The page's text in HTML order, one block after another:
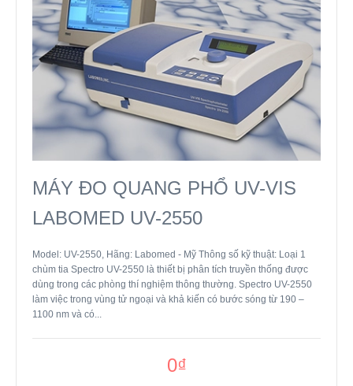
MÁY ĐO QUANG PHỔ UV-VIS
LABOMED UV-2550
Model: UV-2550, Hãng: Labomed - Mỹ Thông số kỹ thuật: Loại 1
chùm tia Spectro UV-2550 là thiết bị phân tích truyền thống được
dùng trong các phòng thí nghiệm thông thường. Spectro UV-2550
làm việc trong vùng tử ngoại và khả kiến có bước sóng từ 190 –
1100 nm và có...
0₫